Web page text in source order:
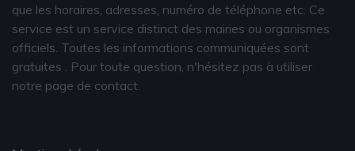
que les horaires, adresses, numéro de téléphone etc. Ce
service est un service distinct des mairies ou organismes
officiels. Toutes les informations communiquées sont
gratuites
. Pour toute question, n'hésitez pas à utiliser
notre page de contact.